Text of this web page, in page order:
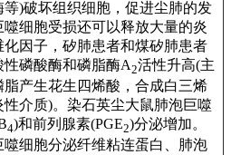
)破坏组织细胞，促进尘肺的发
细胞受损还可以释放大量的炎
因子，矽肺患者和煤矽肺患者
性磷酸酶和磷脂酶A2活性升高(主
产生花生四烯酸，合成白三烯
介质)。染石英尘大鼠肺泡巨噬
4)和前列腺素(PGE2)分泌增加。
细胞分泌纤维粘连蛋白、肺泡